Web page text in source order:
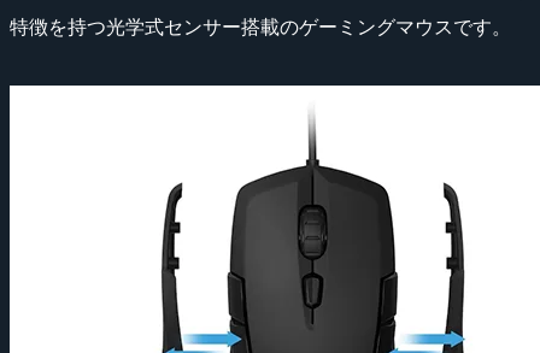
特徴を持つ光学式センサー搭載のゲーミングマウスです。